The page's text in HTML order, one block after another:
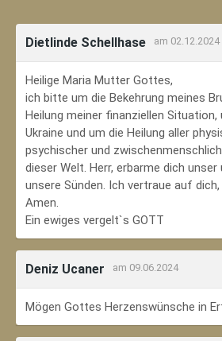
Dietlinde Schellhase am 02.12.2024
Heilige Maria Mutter Gottes,
ich bitte um die Bekehrung meines
Heilung meiner finanziellen Situation,
Ukraine und um die Heilung aller
psychischer und
dieser Welt. Herr, erbarme dich unser
unsere Sünden. Ich vertraue auf
Amen.
Ein ewiges vergelt`s GOTT
Deniz Ucaner am 09.06.2024
Mögen Gottes Herzenswünsche in